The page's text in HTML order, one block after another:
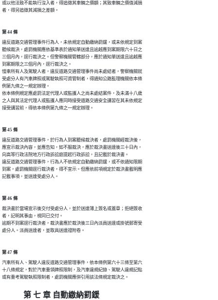
或以他法致不能執行沒入者，得追徵其車輛之價額；其致車輛之價值減損
者，得另追徵其減損之差額。
第 44 條
違反道路交通管理事件行為人，未依規定自動繳納罰鍰，或未依規定到案
聽候裁決，處罰機關應依基準表於通知單送達且逾越應到案期限六十日之
三個月內，逕行裁決之。但警察機關管轄部分，應於通知單送達且逾越應
到案期限之三個月內，逕行裁決之。
慢車所有人及駕駛人者，違反道路交通管理事件尚未處結者，警察機關就
受處分人有汽車牌照或駕駛執照可資管制者，得通知公路監理機關依本條
例第九條之一規定辦理。
依本條例規定應處罰法定代理人或監護人之尚未處結案件，及未滿十八歲
之人與其法定代理人或監護人應同時接受道路交通安全講習在其未依規定
接受講習前，得依本條例第九條之一規定辦理。
第 45 條
違反道路交通管理事件，於行為人到案聽候裁決者，處罰機關經裁決後，
應宣示裁決內容，並應告知，如不服裁決，應於裁決書送達後三十日內，
向高等行政法院地方行政訴訟庭提起行政訴訟，且記載於裁決書。
違反道路交通管理事件，行為人不依規定自動繳納罰鍰，或不依通知限期
到案，處罰機關逕行裁決者，得不宣示。但應依前項規定於裁決書載明應
記載事項，並送達受處分人。
第 46 條
裁決書於當場宣示後交付受處分人，並於送達簿上簽名或蓋章；拒絕簽收
者，記明其事由，視同已交付。
逾期不到案逕行裁決者，裁決書應於裁決後三日內派員送達或掛號郵寄受
處分人。派員送達者，並取具送達證附卷。
第 47 條
汽車所有人、駕駛人違反道路交通管理事件，依本條例第六十三條至第六
十八條規定，對於汽車重領牌照限制，及汽車違規紀錄、駕駛人違規記點
或有重考駕駛執照限制者，處罰機關應併引用該法條規定裁決之。
第 七 章 自動繳納罰鍰